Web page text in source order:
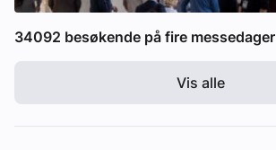
34092 besøkende på fire messedager
Vis alle